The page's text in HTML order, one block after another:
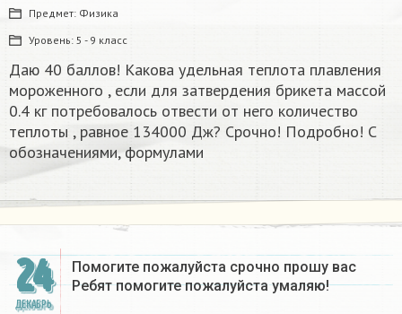
Предмет: Физика
Уровень: 5 - 9 класс
Даю 40 баллов! Какова удельная теплота плавления
мороженного , если для затвердения брикета массой
0.4 кг потребовалось отвести от него количество
теплоты , равное 134000 Дж? Срочно! Подробно! С
обозначениями, формулами
24
ДЕКАБРЬ
Помогите пожалуйста срочно прошу вас
Ребят помогите пожалуйста умаляю! ​